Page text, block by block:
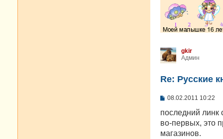
gkir
Админ
Re: Русские
С
о
щ
е
08.02.2011 10:22
последний
во-первых, это
магазинов.